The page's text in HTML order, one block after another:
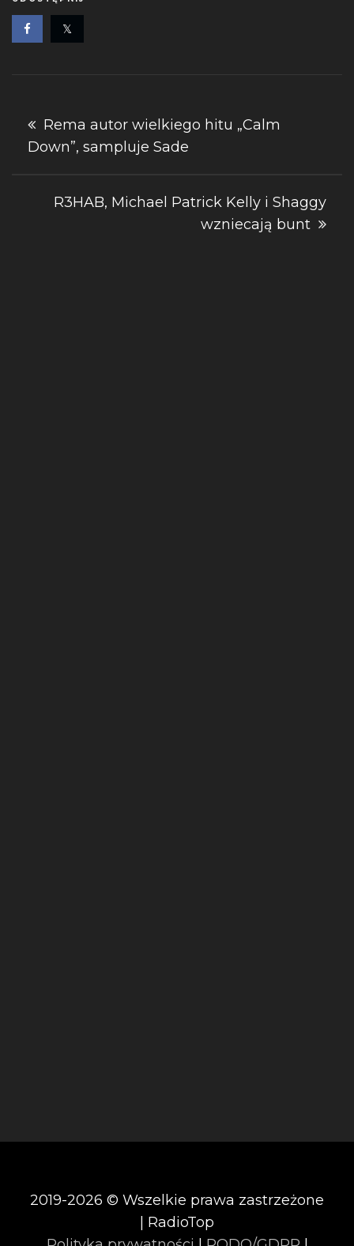
Nawigacja
wpisu
Rema autor wielkiego hitu „Calm
Down”, sampluje Sade
R3HAB, Michael Patrick Kelly i Shaggy
wzniecają bunt
2019-2026 © Wszelkie prawa zastrzeżone
| RadioTop